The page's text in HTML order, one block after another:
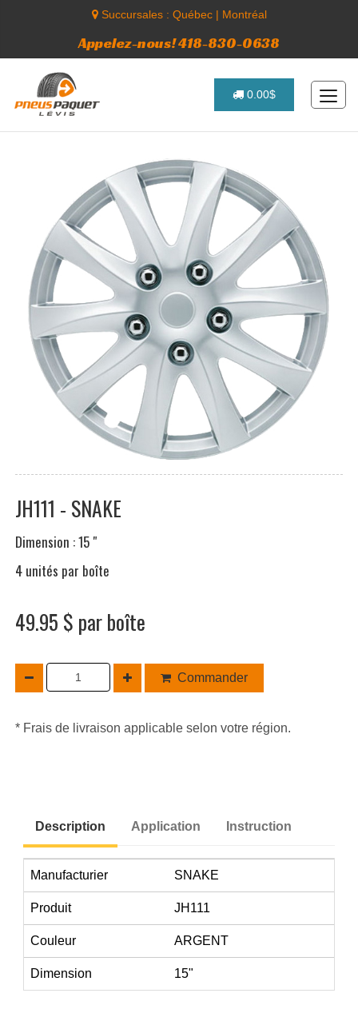
Succursales : Québec| Montréal
Appelez-nous! 418-830-0638
0.00$
JH111 - SNAKE
Dimension : 15 "
4 unités par boîte
49.95 $ par boîte
Commander
* Frais de livraison applicable selon votre région.
Description Application Instruction
Manufacturier SNAKE
Produit JH111
Couleur ARGENT
Dimension 15"